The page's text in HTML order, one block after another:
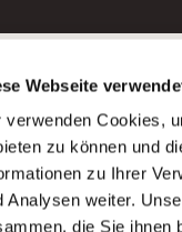
Webseite
verwenden Cookies,
zu können und
zu Ihrer
Analysen weiter.
die Sie ihnen